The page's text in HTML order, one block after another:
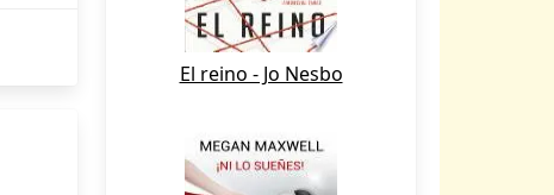
El reino - Jo Nesbo